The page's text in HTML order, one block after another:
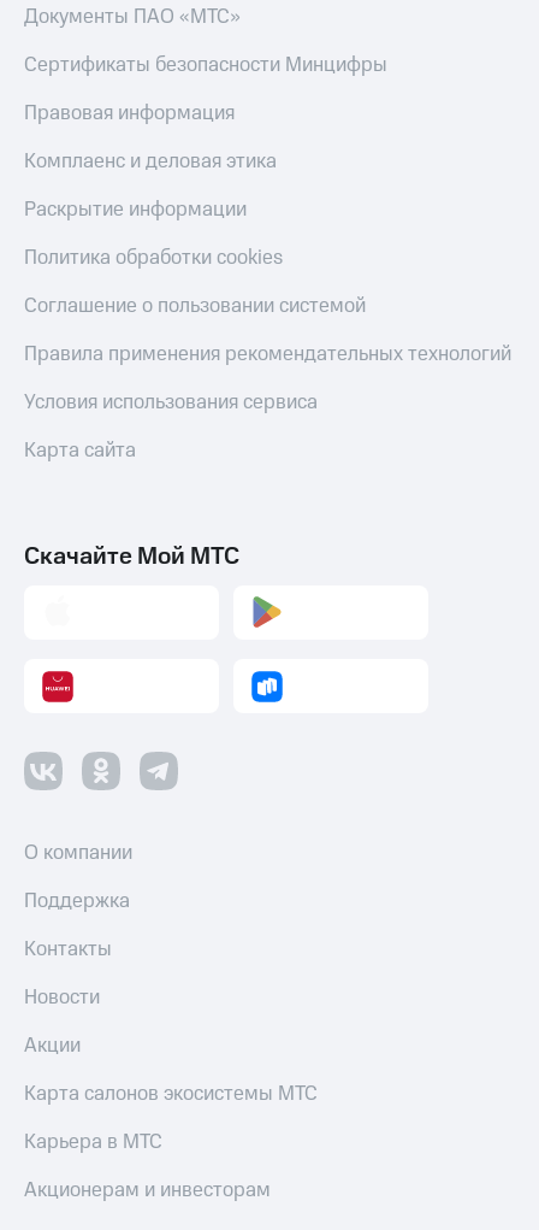
Документы ПАО «МТС»
Сертификаты безопасности Минцифры
Правовая информация
Комплаенс и деловая этика
Раскрытие информации
Политика обработки cookies
Соглашение о пользовании системой
Правила применения рекомендательных технологий
Условия использования сервиса
Карта сайта
Скачайте Мой МТС
О компании
Поддержка
Контакты
Новости
Акции
Карта салонов экосистемы МТС
Карьера в МТС
Акционерам и инвесторам